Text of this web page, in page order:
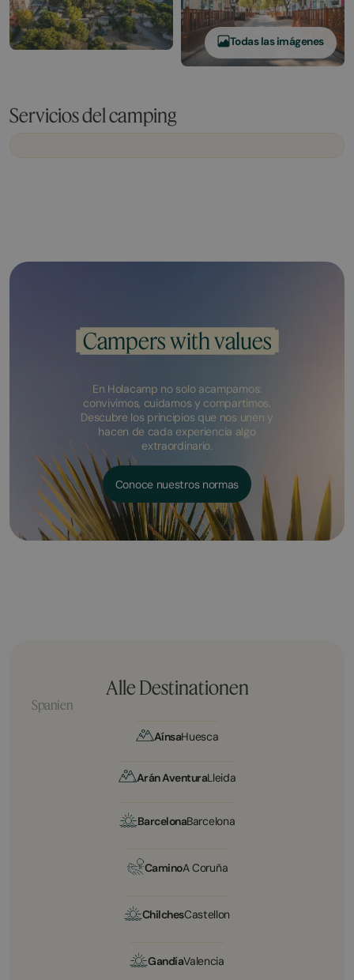
Todas las imágenes
Servicios del camping
Campers with values
En Holacamp no solo acampamos:
convivimos, cuidamos y compartimos.
Descubre los principios que nos unen y
hacen de cada experiencia algo
extraordinario.
Conoce nuestros normas
Alle Destinationen
Spanien
AínsaHuesca
Arán AventuraLleida
BarcelonaBarcelona
CaminoA Coruña
ChilchesCastellon
GandíaValencia